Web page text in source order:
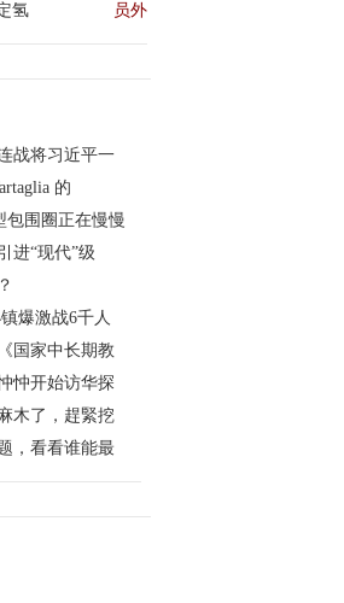
氢 员外
战将习近平一
的
包围圈正在慢慢
进“现代”级
爆激战6千人
国家中长期教
忡开始访华探
木了，趕緊挖
，看看谁能最